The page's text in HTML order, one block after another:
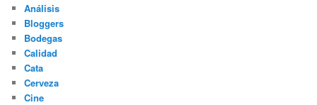
Análisis
Bloggers
Bodegas
Calidad
Cata
Cerveza
Cine